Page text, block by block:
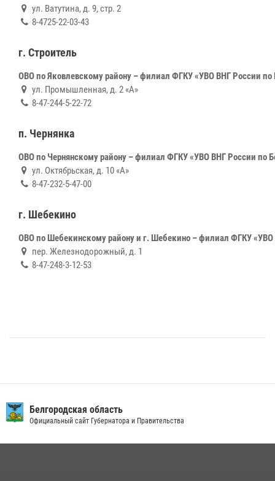
ул. Ватутина, д. 9, стр. 2
8-4725-22-03-43
г. Строитель
ОВО по Яковлевскому району – филиал ФГКУ «УВО ВНГ России по
ул. Промышленная, д. 2 «А»
8-47-244-5-22-72
п. Чернянка
ОВО по Чернянскому району – филиал ФГКУ «УВО ВНГ России по
ул. Октябрьская, д. 10 «А»
8-47-232-5-47-00
г. Шебекино
ОВО по Шебекинскому району и г. Шебекино – филиал ФГКУ «УВО
пер. Железнодорожный, д. 1
8-47-248-3-12-53
Белгородская область
Официальный сайт Губернатора и Правительства